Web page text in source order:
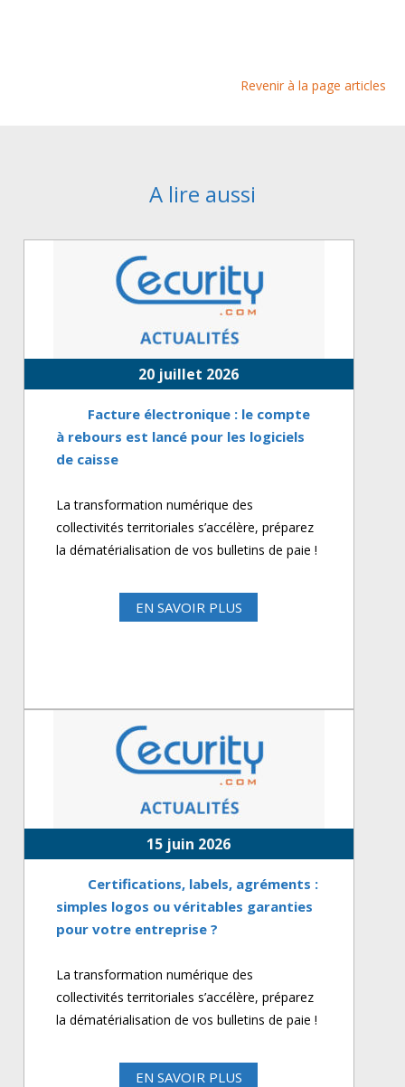
Revenir à la page articles
A lire aussi
20 juillet 2026
Facture électronique : le compte
à rebours est lancé pour les logiciels
de caisse
La transformation numérique des
collectivités territoriales s’accélère, préparez
la dématérialisation de vos bulletins de paie !
EN SAVOIR PLUS
15 juin 2026
Certifications, labels, agréments :
simples logos ou véritables garanties
pour votre entreprise ?
La transformation numérique des
collectivités territoriales s’accélère, préparez
la dématérialisation de vos bulletins de paie !
EN SAVOIR PLUS